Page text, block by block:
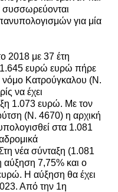
συσσωρεύονται
για μία
2018 με 37 έτη
1.645 ευρώ ευρώ πήρε
νόμο Κατρούγκαλου (Ν.
να έχει
1.073 ευρώ. Με τον
(Ν. 4670) η αρχική
στα 1.081
νέα σύνταξη (1.081
αύξηση 7,75% και ο
Η αύξηση θα έχει
Από την 1η